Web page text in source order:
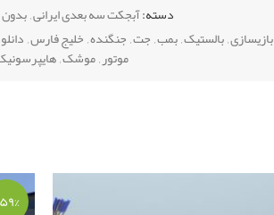
دسته:آبجکت سه بعدی ایرانی,
بازیسازی,بالستیک,بمب,جت,جنگنده,خلیج فارس,
موتور,موشک,
-